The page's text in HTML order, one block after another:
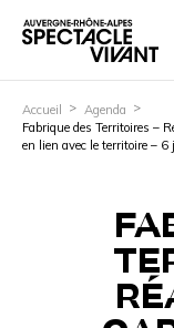
Accueil
Agenda
Fabrique des Territoires –
en lien avec le territoire –